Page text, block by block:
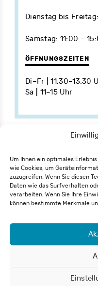
Um Ihnen ein optimales
wie Cookies, um
zuzugreifen. Wenn Sie diesen
Daten wie das Surfverhalten
verarbeiten. Wenn Sie Ihre
können bestimmte Merkmale
Dienstag bis
Samstag: 11:00 –
ÖFFNUNGSZEITEN
Di–Fr | 11:30–13:30
Sa | 11–15 Uhr
79098
+49 761 55
© 2026 Carl-